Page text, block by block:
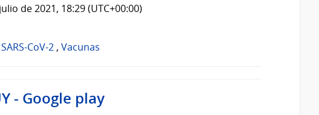
de 2021, 18:29 (UTC+00:00)
SARS-CoV-2 , Vacunas
- Google play